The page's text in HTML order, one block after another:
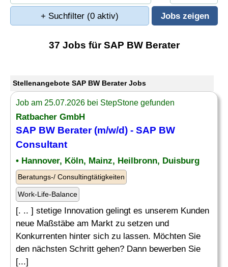
+ Suchfilter (0 aktiv)
37 Jobs für SAP BW Berater
Stellenangebote SAP BW Berater Jobs
Job am 25.07.2026 bei StepStone gefunden
Ratbacher GmbH
SAP BW Berater(m/w/d) - SAP BW
Consultant
• Hannover, Köln, Mainz, Heilbronn, Duisburg
Beratungs-/ Consultingtätigkeiten
Work-Life-Balance
[. .. ] stetige Innovation gelingt es unserem Kunden
neue Maßstäbe am Markt zu setzen und
Konkurrenten hinter sich zu lassen. Möchten Sie
den nächsten Schritt gehen? Dann bewerben Sie
[...]